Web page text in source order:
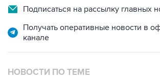
Подписаться на рассылку главных
Получать оперативные новости в
канале
НОВОСТИ ПО ТЕМЕ